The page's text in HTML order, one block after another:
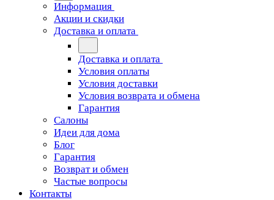
Информация
Акции и скидки
Доставка и оплата
Доставка и оплата
Условия оплаты
Условия доставки
Условия возврата и обмена
Гарантия
Салоны
Идеи для дома
Блог
Гарантия
Возврат и обмен
Частые вопросы
Контакты